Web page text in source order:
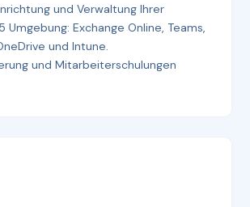
und Verwaltung Ihrer
Umgebung: Exchange Online, Teams,
und Intune.
und Mitarbeiterschulungen